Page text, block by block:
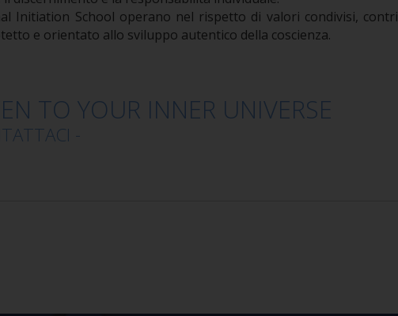
Initiation School operano nel rispetto di valori condivisi,
e orientato allo sviluppo autentico della coscienza.
TO YOUR INNER UNIVERSE
-